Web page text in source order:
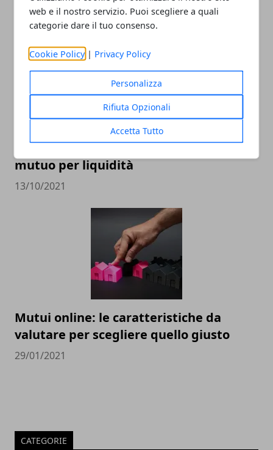
web e il nostro servizio. Puoi scegliere a quali
categorie dare il tuo consenso.
Cookie Policy | Privacy Policy
Personalizza
Rifiuta Opzionali
Accetta Tutto
26/12/2021
Come funziona e come si richiede un
mutuo per liquidità
13/10/2021
Mutui online: le caratteristiche da
valutare per scegliere quello giusto
29/01/2021
CATEGORIE